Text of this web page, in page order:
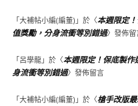
「大補帖小編(編董)」於〈本週限定
值獎勵，分身流衝等別錯過〉發佈留
「 呂學龍」於〈本週限定！保底製作
身流衝等別錯過〉發佈留言
「大補帖小編(編董)」於〈槍手改版